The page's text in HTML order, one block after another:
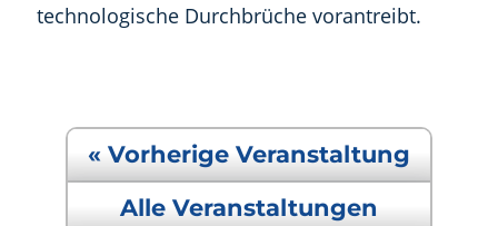
technologische Durchbrüche vorantreibt.
« Vorherige Veranstaltung
Alle Veranstaltungen